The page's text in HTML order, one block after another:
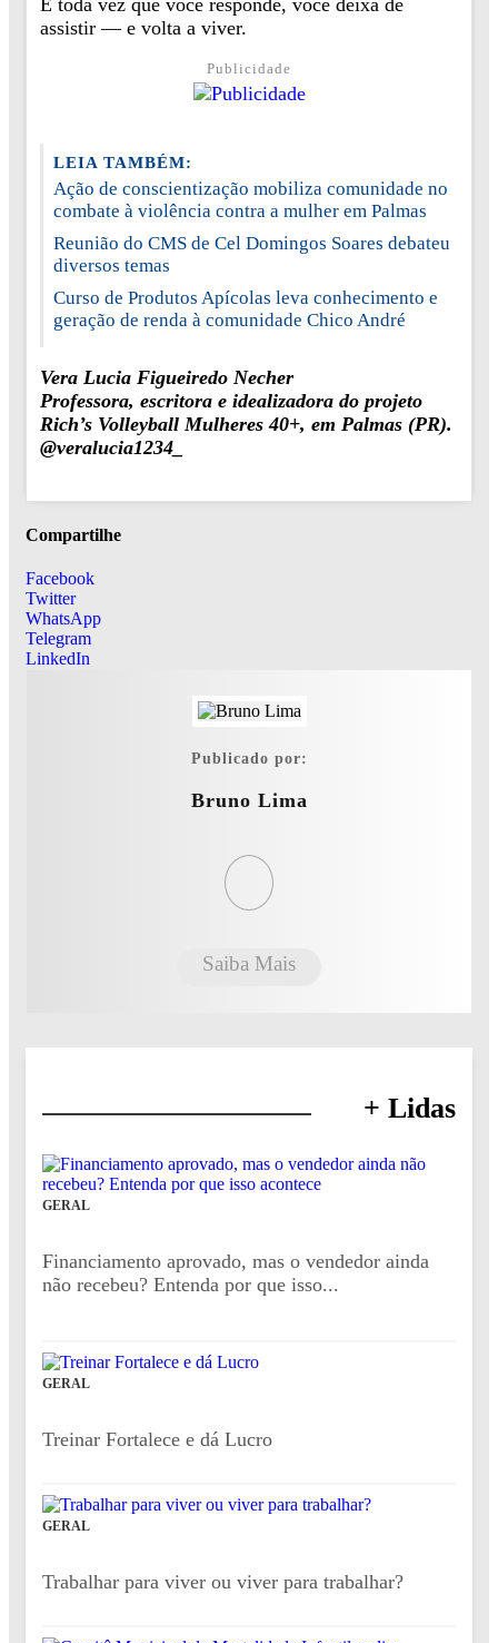
E toda vez que você responde, você deixa de
assistir — e volta a viver.
Publicidade
LEIA TAMBÉM:
Ação de conscientização mobiliza comunidade no
combate à violência contra a mulher em Palmas
Reunião do CMS de Cel Domingos Soares debateu
diversos temas
Curso de Produtos Apícolas leva conhecimento e
geração de renda à comunidade Chico André
Vera Lucia Figueiredo Necher
Professora, escritora e idealizadora do projeto
Rich’s Volleyball Mulheres 40+, em Palmas (PR).
@veralucia1234_
Compartilhe
Facebook
Twitter
WhatsApp
Telegram
LinkedIn
Publicado por:
Bruno Lima
Saiba Mais
+ Lidas
GERAL
Financiamento aprovado, mas o vendedor ainda
não recebeu? Entenda por que isso...
GERAL
Treinar Fortalece e dá Lucro
GERAL
Trabalhar para viver ou viver para trabalhar?